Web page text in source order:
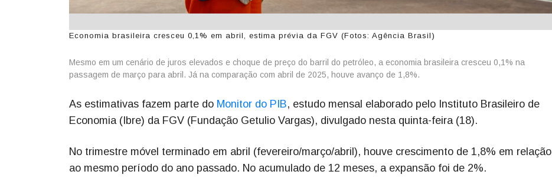
Economia brasileira cresceu 0,1% em abril, estima prévia da FGV (Fotos: Agência Brasil)
Mesmo em um cenário de juros elevados e choque de preço do barril do petróleo, a economia brasileira cresceu 0,1% na
passagem de março para abril. Já na comparação com abril de 2025, houve avanço de 1,8%.
As estimativas fazem parte do Monitor do PIB, estudo mensal elaborado pelo Instituto Brasileiro de
Economia (Ibre) da FGV (Fundação Getulio Vargas), divulgado nesta quinta-feira (18).
No trimestre móvel terminado em abril (fevereiro/março/abril), houve crescimento de 1,8% em relação
ao mesmo período do ano passado. No acumulado de 12 meses, a expansão foi de 2%.